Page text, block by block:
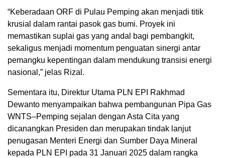
“Keberadaan ORF di Pulau Pemping akan menjadi titik
krusial dalam rantai pasok gas bumi. Proyek ini
memastikan suplai gas yang andal bagi pembangkit,
sekaligus menjadi momentum penguatan sinergi antar
pemangku kepentingan dalam mendukung transisi energi
nasional,” jelas Rizal.
Sementara itu, Direktur Utama PLN EPI Rakhmad
Dewanto menyampaikan bahwa pembangunan Pipa Gas
WNTS–Pemping sejalan dengan Asta Cita yang
dicanangkan Presiden dan merupakan tindak lanjut
penugasan Menteri Energi dan Sumber Daya Mineral
kepada PLN EPI pada 31 Januari 2025 dalam rangka